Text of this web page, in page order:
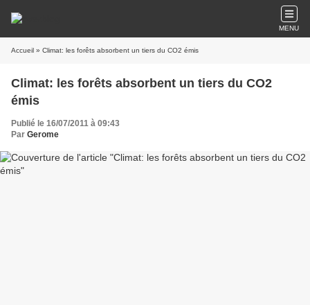
MENU
Accueil » Climat: les forêts absorbent un tiers du CO2 émis
Climat: les forêts absorbent un tiers du CO2
émis
Publié le 16/07/2011 à 09:43
Par Gerome